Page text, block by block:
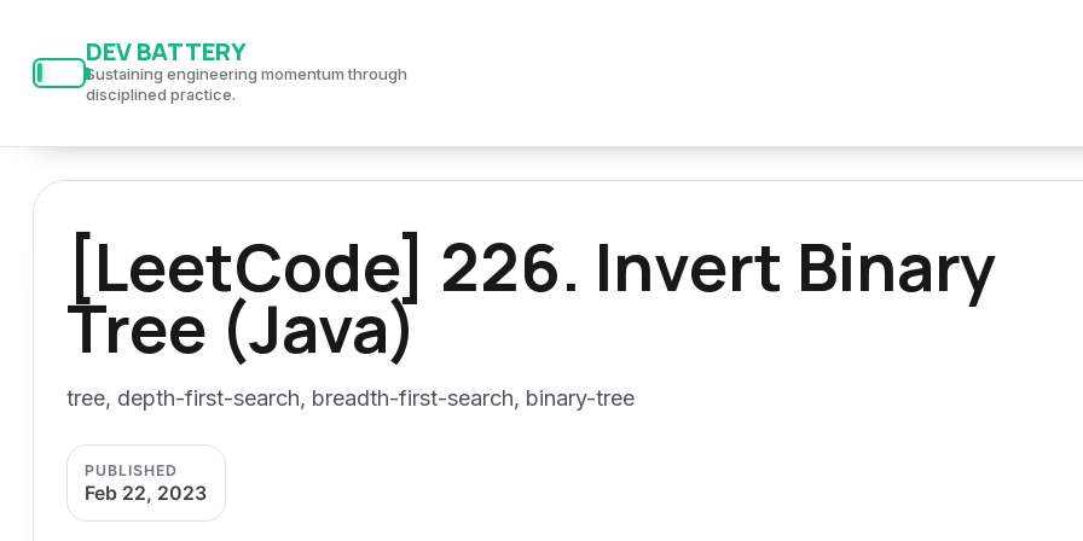
DEV BATTERY
Sustaining engineering momentum through
disciplined practice.
[LeetCode] 226. Invert Binary
Tree (Java)
tree, depth-first-search, breadth-first-search, binary-tree
PUBLISHED
Feb 22, 2023